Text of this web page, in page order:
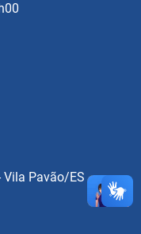
Vila Pavão/ES